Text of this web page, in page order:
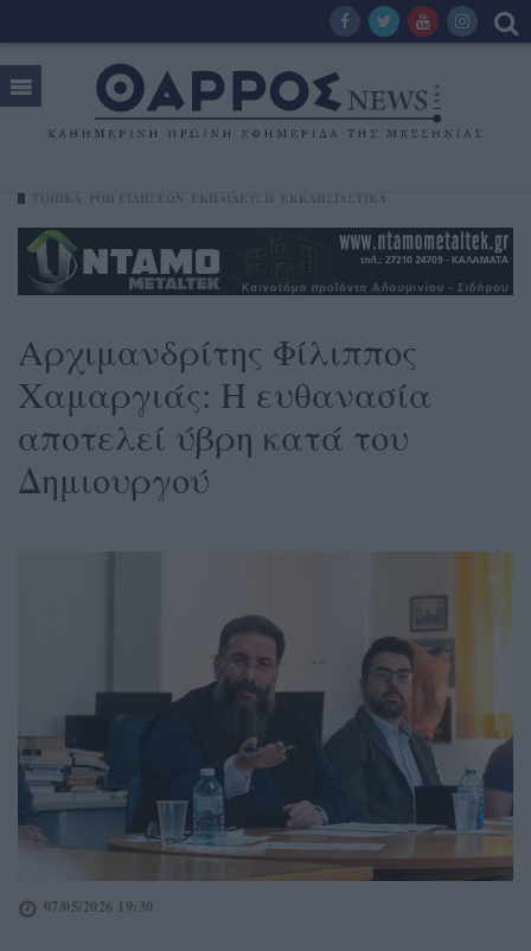
Αρχιμανδρίτης Φίλιππος
Χαμαργιάς: Η ευθανασία
αποτελεί ύβρη κατά του
Δημιουργού
07/05/2026 19:30